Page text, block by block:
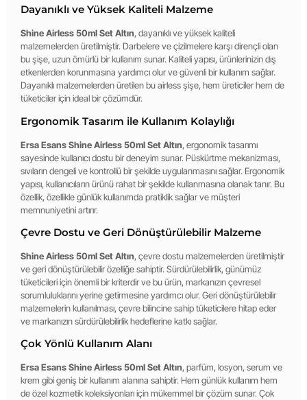
Dayanıklı ve Yüksek Kaliteli Malzeme
Shine Airless 50ml Set Altın, dayanıklı ve yüksek kaliteli
malzemelerden üretilmiştir. Darbelere ve çizilmelere karşı dirençli olan
bu şişe, uzun ömürlü bir kullanım sunar. Kaliteli yapısı, ürünlerinizin dış
etkenlerden korunmasına yardımcı olur ve güvenli bir kullanım sağlar.
Dayanıklı malzemelerden üretilen bu airless şişe, hem üreticiler hem de
tüketiciler için ideal bir çözümdür.
Ergonomik Tasarım ile Kullanım Kolaylığı
Ersa Esans Shine Airless 50ml Set Altın, ergonomik tasarımı
sayesinde kullanıcı dostu bir deneyim sunar. Püskürtme mekanizması,
sıvıların dengeli ve kontrollü bir şekilde uygulanmasını sağlar. Ergonomik
yapısı, kullanıcıların ürünü rahat bir şekilde kullanmasına olanak tanır. Bu
özellik, özellikle günlük kullanımda pratiklik sağlar ve müşteri
memnuniyetini artırır.
Çevre Dostu ve Geri Dönüştürülebilir Malzeme
Shine Airless 50ml Set Altın, çevre dostu malzemelerden üretilmiştir
ve geri dönüştürülebilir özelliğe sahiptir. Sürdürülebilirlik, günümüz
tüketicileri için önemli bir kriterdir ve bu ürün, markanızın çevresel
sorumluluklarını yerine getirmesine yardımcı olur. Geri dönüştürülebilir
malzemelerin kullanılması, çevre bilincine sahip tüketicilere hitap eder
ve markanızın sürdürülebilirlik hedeflerine katkı sağlar.
Çok Yönlü Kullanım Alanı
Ersa Esans Shine Airless 50ml Set Altın, parfüm, losyon, serum ve
krem gibi geniş bir kullanım alanına sahiptir. Hem günlük kullanım hem
de özel kozmetik koleksiyonları için mükemmel bir çözüm sunar. Çok